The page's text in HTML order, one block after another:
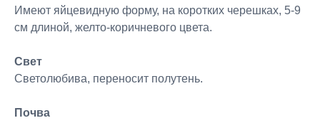
Имеют яйцевидную форму, на коротких черешках, 5-9
см длиной, желто-коричневого цвета.
Свет
Светолюбива, переносит полутень.
Почва